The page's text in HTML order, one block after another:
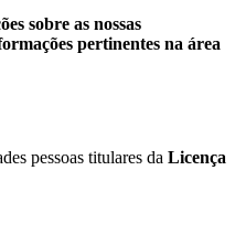
sobre as nossas
pertinentes na área
pessoas titulares da Licença